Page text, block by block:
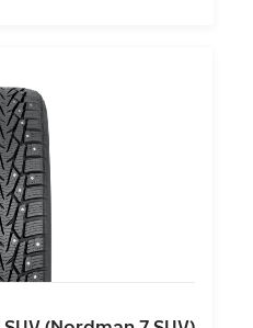
(Nordman 7 SUV)